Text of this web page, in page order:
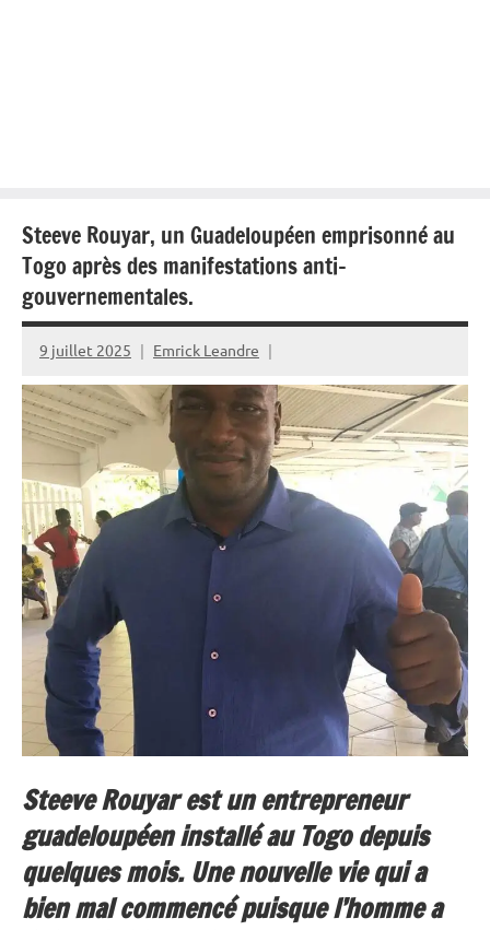
Steeve Rouyar, un Guadeloupéen emprisonné au
Togo après des manifestations anti-
gouvernementales.
9 juillet 2025 Emrick Leandre
Steeve Rouyar est un entrepreneur
guadeloupéen installé au Togo depuis
quelques mois. Une nouvelle vie qui a
bien mal commencé puisque l’homme a